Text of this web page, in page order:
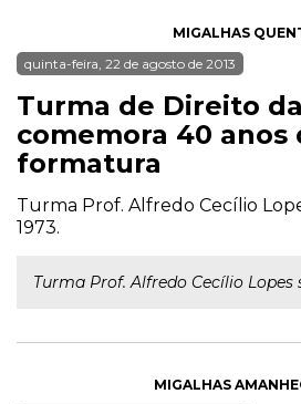
MIGALHAS
quinta-feira, 22 de agosto de 2013
Turma de Direito
comemora 40 anos
formatura
Turma Prof. Alfredo Cecílio
1973.
Turma Prof. Alfredo Cecílio Lopes
MIGALHAS